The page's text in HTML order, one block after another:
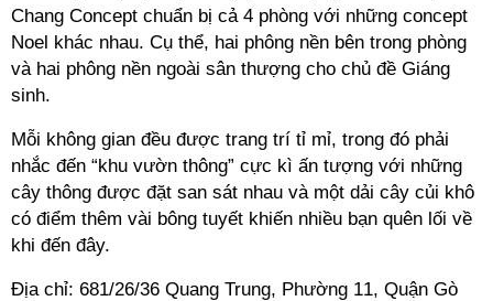
Chang Concept chuẩn bị cả 4 phòng với những concept
Noel khác nhau. Cụ thể, hai phông nền bên trong phòng
và hai phông nền ngoài sân thượng cho chủ đề Giáng
sinh.
Mỗi không gian đều được trang trí tỉ mỉ, trong đó phải
nhắc đến “khu vườn thông” cực kì ấn tượng với những
cây thông được đặt san sát nhau và một dải cây củi khô
có điểm thêm vài bông tuyết khiến nhiều bạn quên lối về
khi đến đây.
Địa chỉ: 681/26/36 Quang Trung, Phường 11, Quận Gò